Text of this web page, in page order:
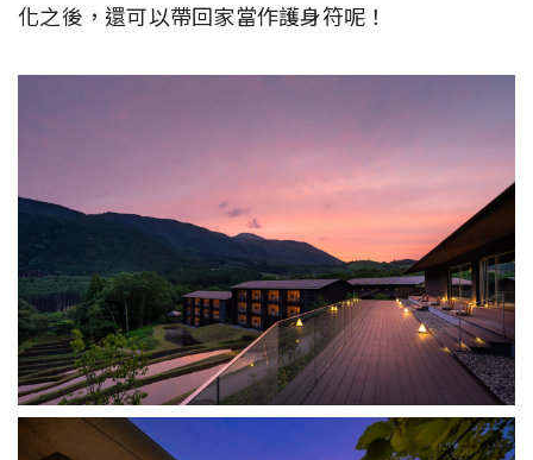
化之後，還可以帶回家當作護身符呢！